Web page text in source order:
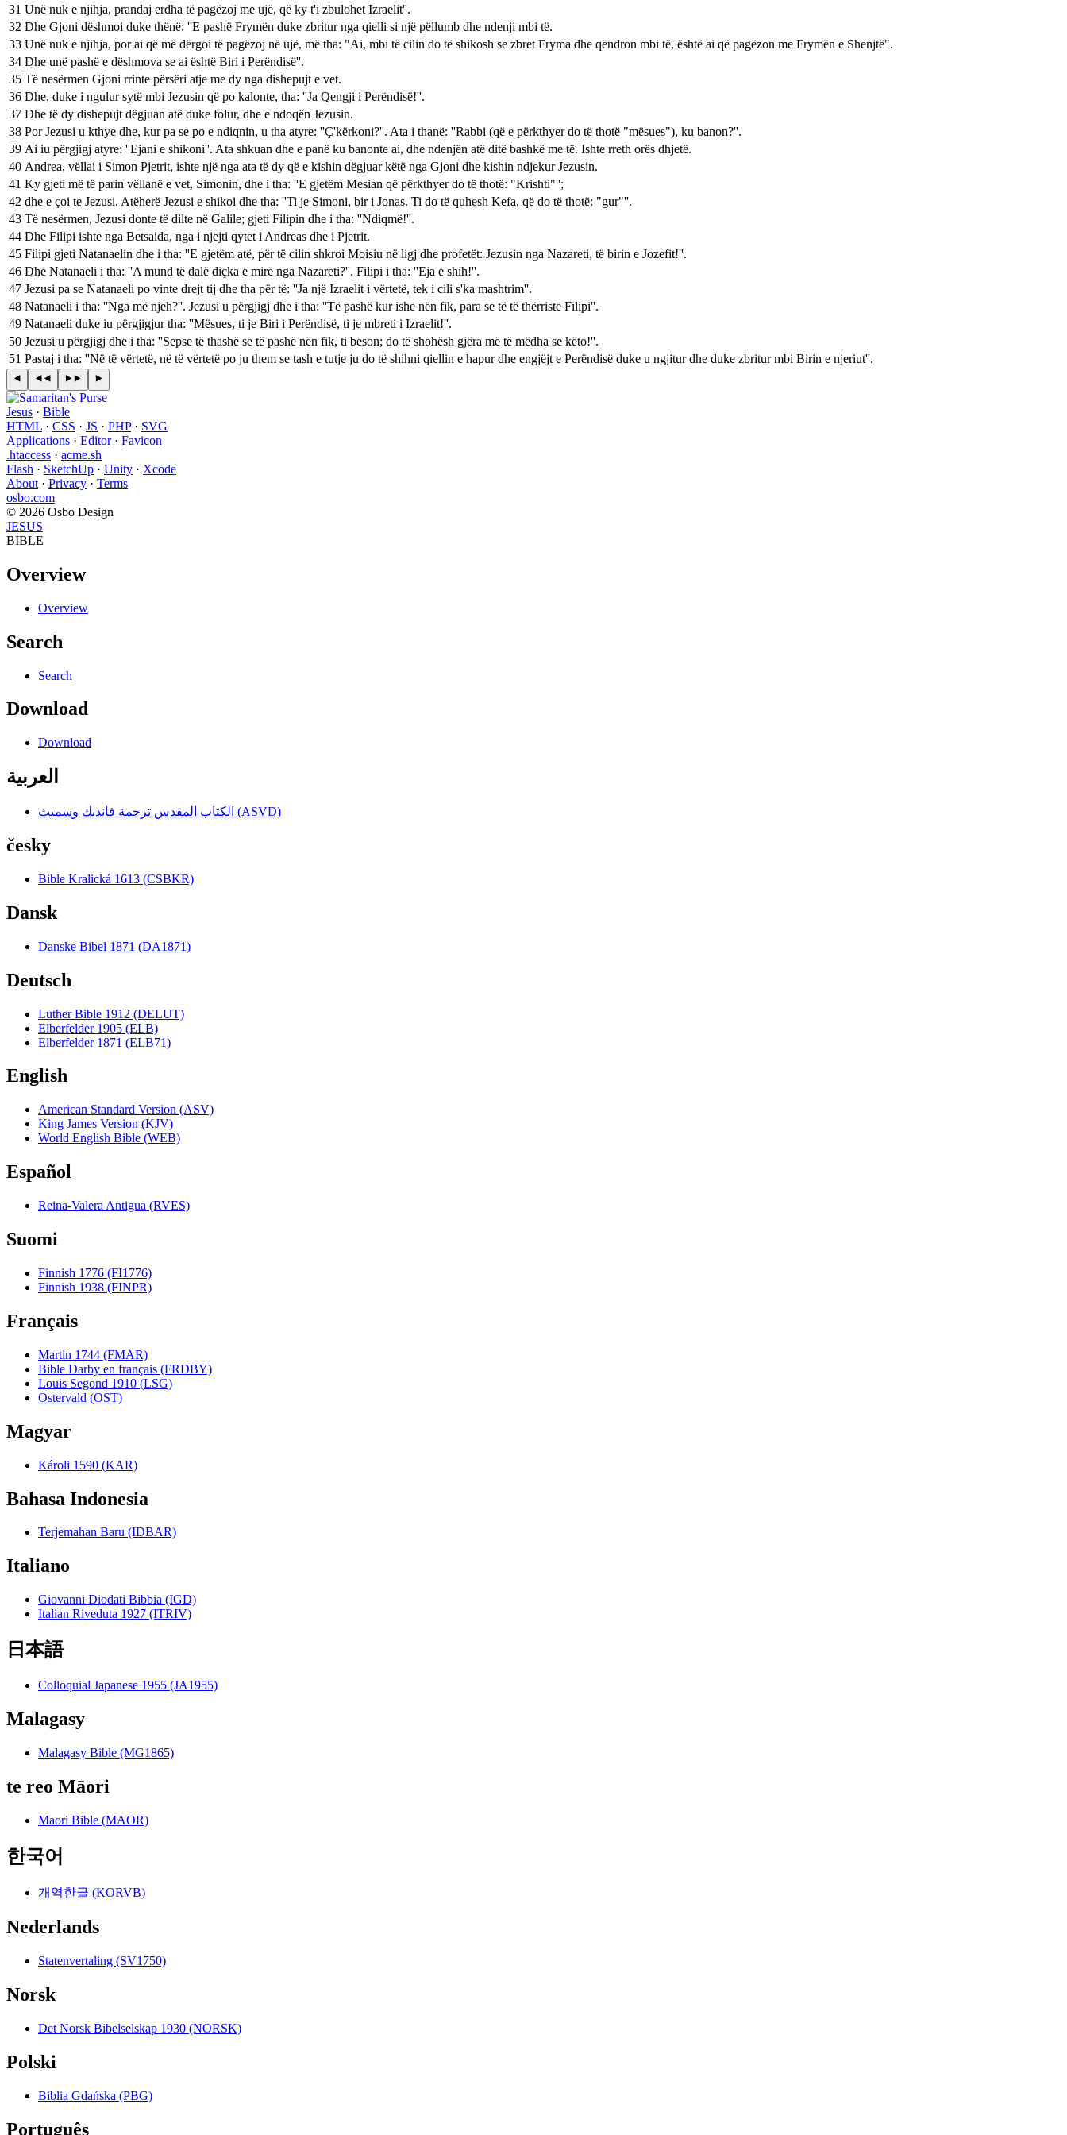
31 Unë nuk e njihja, prandaj erdha të pagëzoj me ujë, që ky t'i zbulohet Izraelit''.
32 Dhe Gjoni dëshmoi duke thënë: ''E pashë Frymën duke zbritur nga qielli si një pëllumb dhe ndenji mbi të.
33 Unë nuk e njihja, por ai që më dërgoi të pagëzoj në ujë, më tha: "Ai, mbi të cilin do të shikosh se zbret Fryma dhe qëndron mbi të, është ai që pagëzon me Frymën e Shenjtë".
34 Dhe unë pashë e dëshmova se ai është Biri i Perëndisë''.
35 Të nesërmen Gjoni rrinte përsëri atje me dy nga dishepujt e vet.
36 Dhe, duke i ngulur sytë mbi Jezusin që po kalonte, tha: ''Ja Qengji i Perëndisë!''.
37 Dhe të dy dishepujt dëgjuan atë duke folur, dhe e ndoqën Jezusin.
38 Por Jezusi u kthye dhe, kur pa se po e ndiqnin, u tha atyre: ''Ç'kërkoni?''. Ata i thanë: ''Rabbi (që e përkthyer do të thotë "mësues"), ku banon?''.
39 Ai iu përgjigj atyre: ''Ejani e shikoni''. Ata shkuan dhe e panë ku banonte ai, dhe ndenjën atë ditë bashkë me të. Ishte rreth orës dhjetë.
40 Andrea, vëllai i Simon Pjetrit, ishte një nga ata të dy që e kishin dëgjuar këtë nga Gjoni dhe kishin ndjekur Jezusin.
41 Ky gjeti më të parin vëllanë e vet, Simonin, dhe i tha: ''E gjetëm Mesian që përkthyer do të thotë: "Krishti"'';
42 dhe e çoi te Jezusi. Atëherë Jezusi e shikoi dhe tha: ''Ti je Simoni, bir i Jonas. Ti do të quhesh Kefa, që do të thotë: "gur"''.
43 Të nesërmen, Jezusi donte të dilte në Galile; gjeti Filipin dhe i tha: ''Ndiqmë!''.
44 Dhe Filipi ishte nga Betsaida, nga i njejti qytet i Andreas dhe i Pjetrit.
45 Filipi gjeti Natanaelin dhe i tha: ''E gjetëm atë, për të cilin shkroi Moisiu në ligj dhe profetët: Jezusin nga Nazareti, të birin e Jozefit!''.
46 Dhe Natanaeli i tha: ''A mund të dalë diçka e mirë nga Nazareti?''. Filipi i tha: ''Eja e shih!''.
47 Jezusi pa se Natanaeli po vinte drejt tij dhe tha për të: ''Ja një Izraelit i vërtetë, tek i cili s'ka mashtrim''.
48 Natanaeli i tha: ''Nga më njeh?''. Jezusi u përgjigj dhe i tha: ''Të pashë kur ishe nën fik, para se të të thërriste Filipi''.
49 Natanaeli duke iu përgjigjur tha: ''Mësues, ti je Biri i Perëndisë, ti je mbreti i Izraelit!''.
50 Jezusi u përgjigj dhe i tha: ''Sepse të thashë se të pashë nën fik, ti beson; do të shohësh gjëra më të mëdha se këto!''.
51 Pastaj i tha: ''Në të vërtetë, në të vërtetë po ju them se tash e tutje ju do të shihni qiellin e hapur dhe engjëjt e Perëndisë duke u ngjitur dhe duke zbritur mbi Birin e njeriut''.
Jesus · Bible
HTML · CSS · JS · PHP· SVG
Applications · Editor· Favicon
.htaccess · acme.sh
Flash · SketchUp · Unity · Xcode
About · Privacy · Terms
osbo.com
© 2026 Osbo Design
JESUS
BIBLE
Overview
Overview
Search
Search
Download
Download
العربية
الكتاب المقدس ترجمة فانديك وسميث (ASVD)
česky
Bible Kralická 1613 (CSBKR)
Dansk
Danske Bibel 1871 (DA1871)
Deutsch
Luther Bible 1912 (DELUT)
Elberfelder 1905 (ELB)
Elberfelder 1871 (ELB71)
English
American Standard Version (ASV)
King James Version (KJV)
World English Bible (WEB)
Español
Reina-Valera Antigua (RVES)
Suomi
Finnish 1776 (FI1776)
Finnish 1938 (FINPR)
Français
Martin 1744 (FMAR)
Bible Darby en français (FRDBY)
Louis Segond 1910 (LSG)
Ostervald (OST)
Magyar
Károli 1590 (KAR)
Bahasa Indonesia
Terjemahan Baru (IDBAR)
Italiano
Giovanni Diodati Bibbia (IGD)
Italian Riveduta 1927 (ITRIV)
日本語
Colloquial Japanese 1955 (JA1955)
Malagasy
Malagasy Bible (MG1865)
te reo Māori
Maori Bible (MAOR)
한국어
개역한글 (KORVB)
Nederlands
Statenvertaling (SV1750)
Norsk
Det Norsk Bibelselskap 1930 (NORSK)
Polski
Biblia Gdańska (PBG)
Português